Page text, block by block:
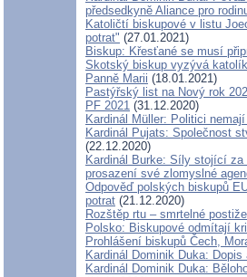
předsedkyně Aliance pro
Katoličtí biskupové v listu
potrat" (27.01.2021)
Biskup: Křesťané se musí
Skotský biskup vyzývá
Panně Marii (18.01.2021)
Pastýřský list na Nový rok
PF 2021 (31.12.2020)
Kardinál Müller: Politici
Kardinál Pujats: Společnost
(22.12.2020)
Kardinál Burke: Síly stojící
prosazení své zlomyslné
Odpověď polských biskupů
potrat (21.12.2020)
Rozštěp rtu – smrtelné
Polsko: Biskupové odmítají
Prohlášení biskupů Čech,
Kardinál Dominik Duka:
Kardinál Dominik Duka: